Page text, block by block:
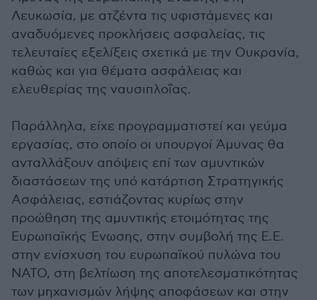
Λευκωσία, με ατζέντα τις υφιστάμενες και
αναδυόμενες προκλήσεις ασφαλείας, τις
τελευταίες εξελίξεις σχετικά με την Ουκρανία,
καθώς και για θέματα ασφάλειας και
ελευθερίας της ναυσιπλοΐας.
Παράλληλα, είχε προγραμματιστεί και γεύμα
εργασίας, στο οποίο οι υπουργοί Άμυνας θα
ανταλλάξουν απόψεις επί των αμυντικών
διαστάσεων της υπό κατάρτιση Στρατηγικής
Ασφάλειας, εστιάζοντας κυρίως στην
προώθηση της αμυντικής ετοιμότητας της
Ευρωπαϊκής Ένωσης, στην συμβολή της Ε.Ε.
στην ενίσχυση του ευρωπαϊκού πυλώνα του
ΝΑΤΟ, στη βελτίωση της αποτελεσματικότητας
των μηχανισμών λήψης αποφάσεων και στην